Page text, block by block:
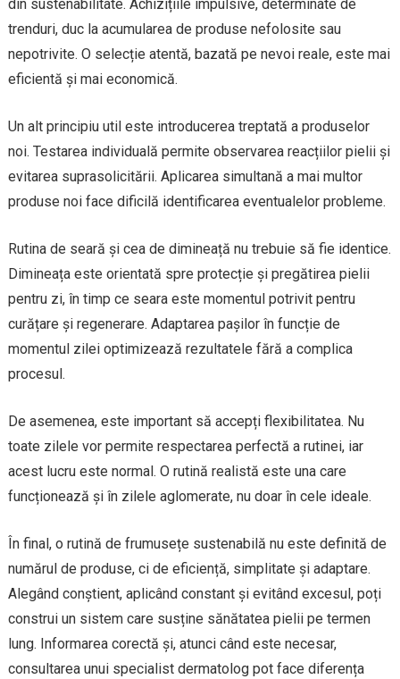
din sustenabilitate. Achizițiile impulsive, determinate de
trenduri, duc la acumularea de produse nefolosite sau
nepotrivite. O selecție atentă, bazată pe nevoi reale, este mai
eficientă și mai economică.
Un alt principiu util este introducerea treptată a produselor
noi. Testarea individuală permite observarea reacțiilor pielii și
evitarea suprasolicitării. Aplicarea simultană a mai multor
produse noi face dificilă identificarea eventualelor probleme.
Rutina de seară și cea de dimineață nu trebuie să fie identice.
Dimineața este orientată spre protecție și pregătirea pielii
pentru zi, în timp ce seara este momentul potrivit pentru
curățare și regenerare. Adaptarea pașilor în funcție de
momentul zilei optimizează rezultatele fără a complica
procesul.
De asemenea, este important să accepți flexibilitatea. Nu
toate zilele vor permite respectarea perfectă a rutinei, iar
acest lucru este normal. O rutină realistă este una care
funcționează și în zilele aglomerate, nu doar în cele ideale.
În final, o rutină de frumusețe sustenabilă nu este definită de
numărul de produse, ci de eficiență, simplitate și adaptare.
Alegând conștient, aplicând constant și evitând excesul, poți
construi un sistem care susține sănătatea pielii pe termen
lung. Informarea corectă și, atunci când este necesar,
consultarea unui specialist dermatolog pot face diferența